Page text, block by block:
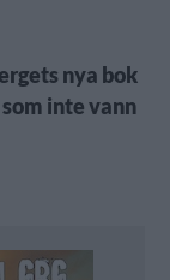
nya bok
inte vann